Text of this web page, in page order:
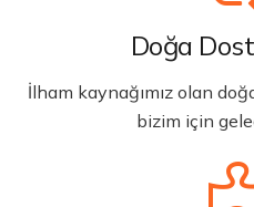
Doğa
İlham kaynağımız olan
bizim için